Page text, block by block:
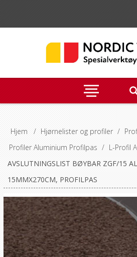
Hjem / Hjørnelister og profiler /
Profiler Aluminium Profilpas / L-Profil
AVSLUTNINGSLIST BØYBAR ZGF/15
15MMX270CM, PROFILPAS